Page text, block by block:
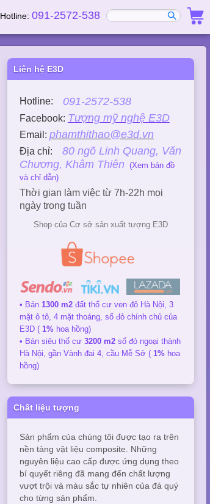
Hotline: 091-2572-538
Liên hệ E3D
Hotline: 091-2572-538
Facebook: Tượng mỹ nghệ E3D
Email: phamthithao@e3d.vn
Địa chỉ: 80 ngõ Linh Quang, Văn
Chương, Khâm Thiên (Xem bản đồ
và chỉ dẫn)
Thời gian làm việc từ 7h-22h mọi
ngày trong tuần
Shop của Cơ sở sản xuất tượng E3D
• Bán 1300 m2đất thổ cư ven đô Hà Nội, 3
mặt ô tô, 4 mặt thoáng, sổ đỏ chính chủ của
E3D ( 1%hoa hồng)
• Bán siêu thổ cư 3200 m2sổ đỏ ngoại thành
Hà Nội, gần Vành đai 4, cầu Mễ Sở ( 1%hoa
hồng)
Chất liệu tượng
Sản phẩm của chúng tôi được tạo ra trên
nền tảng vật liệu composite. Những
nguyên liệu cao cấp được ứng dụng theo
bí quyết riêng đã mang đến chất lượng
vượt trội và màu sắc tự nhiên của đá quý
cho từng sản phẩm.